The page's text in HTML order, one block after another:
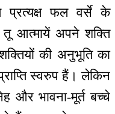
प्रत्यक्ष फल वर्से के
तू आत्मायें अपने शक्ति
की अनुभूति का
स्वरुप हैं। लेकिन
और भावना-मूर्त बच्चे